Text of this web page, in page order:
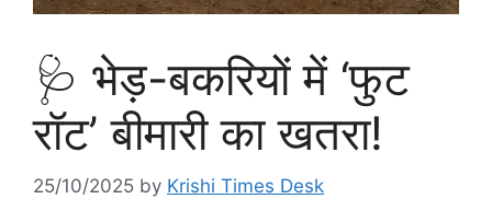
🩺 भेड़-बकरियों में ‘फुट
रॉट’ बीमारी का खतरा!
25/10/2025 by Krishi Times Desk